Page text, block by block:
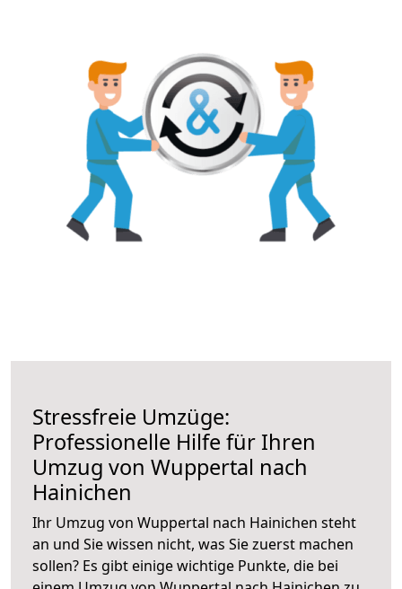
Stressfreie Umzüge:
Professionelle Hilfe für Ihren
Umzug von Wuppertal nach
Hainichen
Ihr Umzug von Wuppertal nach Hainichen steht
an und Sie wissen nicht, was Sie zuerst machen
sollen? Es gibt einige wichtige Punkte, die bei